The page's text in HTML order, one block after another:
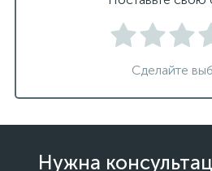
Сделайте
Нужна